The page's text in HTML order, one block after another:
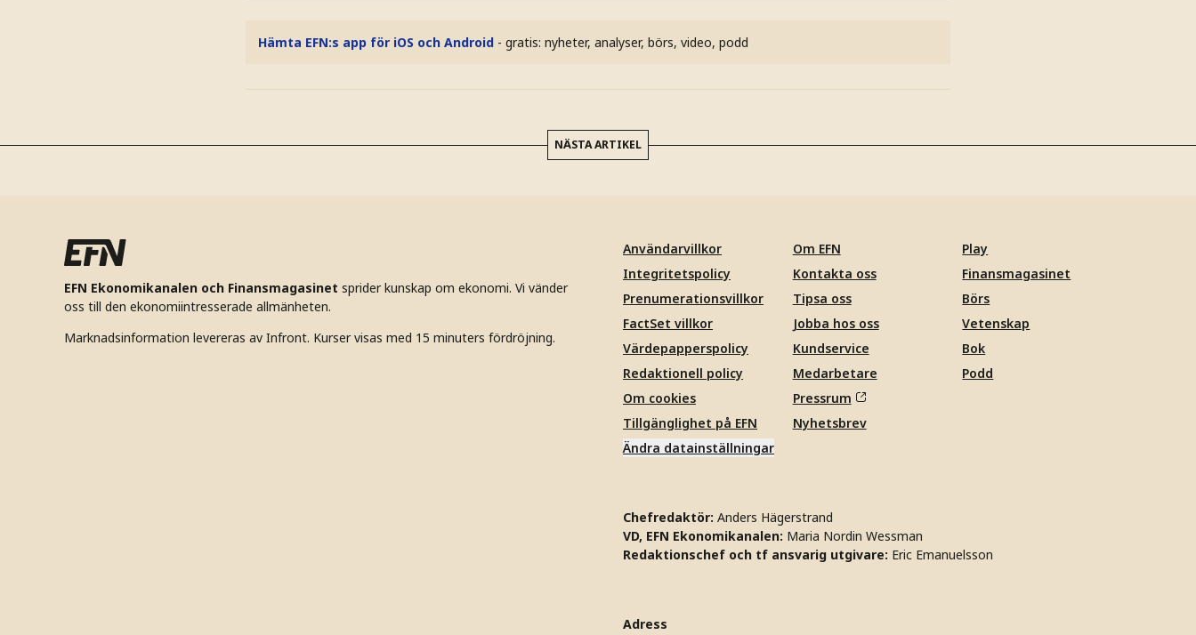
Hämta EFN:s app för iOS och Android - gratis: nyheter, analyser, börs, video, podd
NÄSTA ARTIKEL
EFN Ekonomikanalen och Finansmagasinet sprider kunskap om ekonomi. Vi vänder
oss till den ekonomiintresserade allmänheten.
Marknadsinformation levereras av Infront. Kurser visas med 15 minuters fördröjning.
Användarvillkor
Integritetspolicy
Prenumerationsvillkor
FactSet villkor
Värdepapperspolicy
Redaktionell policy
Om cookies
Tillgänglighet på EFN
Ändra datainställningar
Om EFN
Kontakta oss
Tipsa oss
Jobba hos oss
Kundservice
Medarbetare
Pressrum
Nyhetsbrev
Play
Finansmagasinet
Börs
Vetenskap
Bok
Podd
Chefredaktör: Anders Hägerstrand
VD, EFN Ekonomikanalen: Maria Nordin Wessman
Redaktionschef och tf ansvarig utgivare: Eric Emanuelsson
Adress